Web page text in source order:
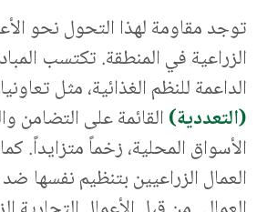
توجد مقاومة لهذا التحول نحو
الزراعية في المنطقة. تكتسب
الداعمة للنظم الغذائية، مثل
(التعددية)القائمة على التضامن
الأسواق المحلية، زخماً متزايداً.
العمال الزراعيين بتنظيم نفسها